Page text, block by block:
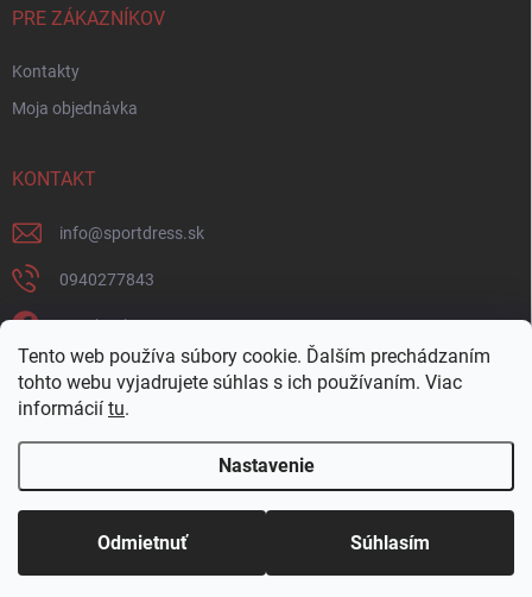
Tento web používa súbory cookie. Ďalším prechádzaním
tohto webu vyjadrujete súhlas s ich používaním. Viac
informácií tu.
Nastavenie
Odmietnuť Súhlasím
PRE ZÁKAZNÍKOV
Kontakty
Moja objednávka
KONTAKT
info@sportdress.sk
0940277843
Facebook
sportdresssk
0940277843
Vytvoril Shoptet
Copyright 2026 . Všetky práva vyhradené.